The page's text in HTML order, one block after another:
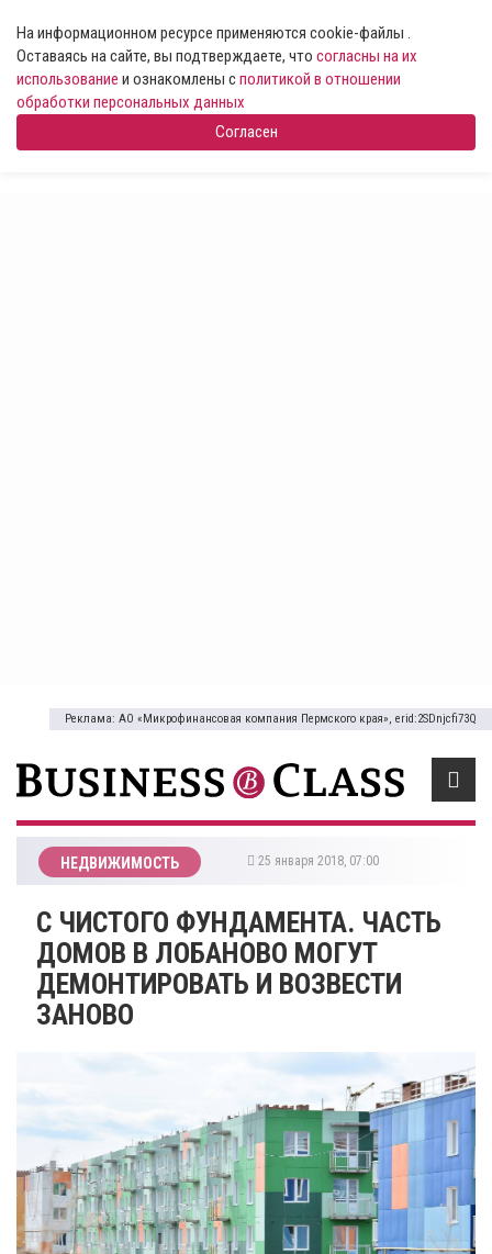
На информационном ресурсе применяются cookie-файлы .
Оставаясь на сайте, вы подтверждаете, что согласны на их
использование и ознакомлены сполитикой в отношении
обработки персональных данных
Согласен
Реклама: АО «Микрофинансовая компания Пермского края», erid:2SDnjcfi73Q
НЕДВИЖИМОСТЬ 25 января 2018, 07:00
С ЧИСТОГО ФУНДАМЕНТА. ЧАСТЬ
ДОМОВ В ЛОБАНОВО МОГУТ
ДЕМОНТИРОВАТЬ И ВОЗВЕСТИ
ЗАНОВО